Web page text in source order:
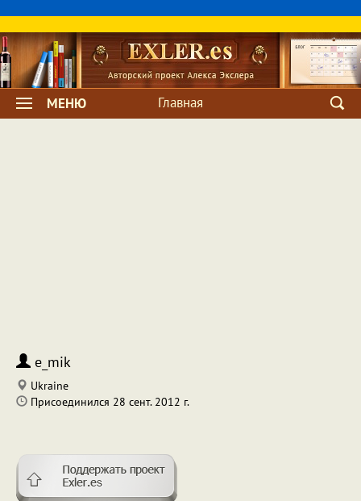
МЕНЮ Главная
e_mik
Ukraine
Присоединился 28 сент. 2012 г.